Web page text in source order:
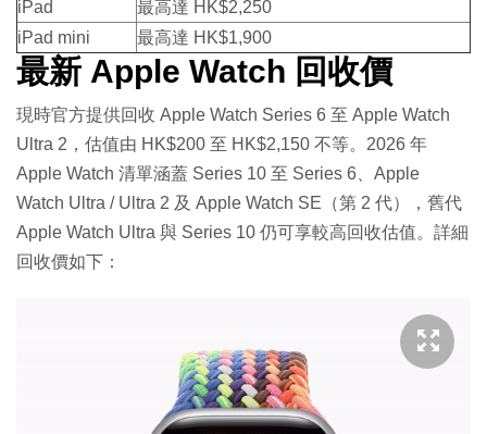
iPad
最高達 HK$2,250
iPad mini
最高達 HK$1,900
最新 Apple Watch 回收價
現時官方提供回收 Apple Watch Series 6 至 Apple Watch
Ultra 2，估值由 HK$200 至 HK$2,150 不等。2026 年
Apple Watch 清單涵蓋 Series 10 至 Series 6、Apple
Watch Ultra / Ultra 2 及 Apple Watch SE（第 2 代），舊代
Apple Watch Ultra 與 Series 10 仍可享較高回收估值。詳細
回收價如下：